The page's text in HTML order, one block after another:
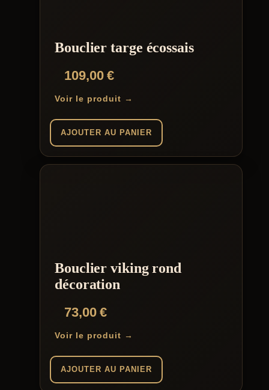
Bouclier targe écossais
109,00€
Voir le produit →
AJOUTER AU PANIER
Bouclier viking rond
décoration
73,00€
Voir le produit →
AJOUTER AU PANIER